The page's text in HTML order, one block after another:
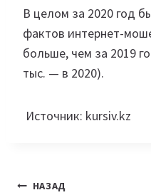
В целом за 2020 год
фактов интернет-
больше, чем за 2019
тыс. — в 2020).
Источник: kursiv.kz
Навигация
НАЗАД